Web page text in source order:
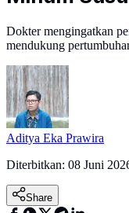
Dokter mengingatkan
mendukung
Aditya Eka Prawira
Diterbitkan: 08 Juni
Share